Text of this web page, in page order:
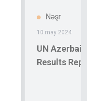
Nəşr
10 may 2024
UN
Results